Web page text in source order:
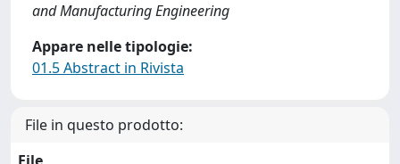
and Manufacturing Engineering
Appare nelle tipologie:
01.5 Abstract in Rivista
File in questo prodotto: